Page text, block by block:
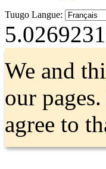
Tuugo Langue:
We and
our
agree to